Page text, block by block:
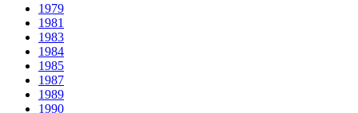
1979
1981
1983
1984
1985
1987
1989
1990